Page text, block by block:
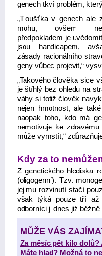
genech tkví problém,
„Tloušťka v genech ale
mohu, ovšem
předpokladem je
jsou handicapem,
zásady racionálního
geny vůbec projevit,“
„Takového člověka sice
je štíhlý bez ohledu na
váhy si totiž člověk
nejen hmotnost, ale
naopak toho, kdo má
nemotivuje ke
může vymstít,“
Kdy za to
Z genetického hlediska
(oligogenní). Tzv.
jejímu rozvinutí stačí
však týká pouze tří až
odborníci ji dnes již
MŮŽE VÁS
Za měsíc pět kilo dolů?
Máte hlad? Možná to